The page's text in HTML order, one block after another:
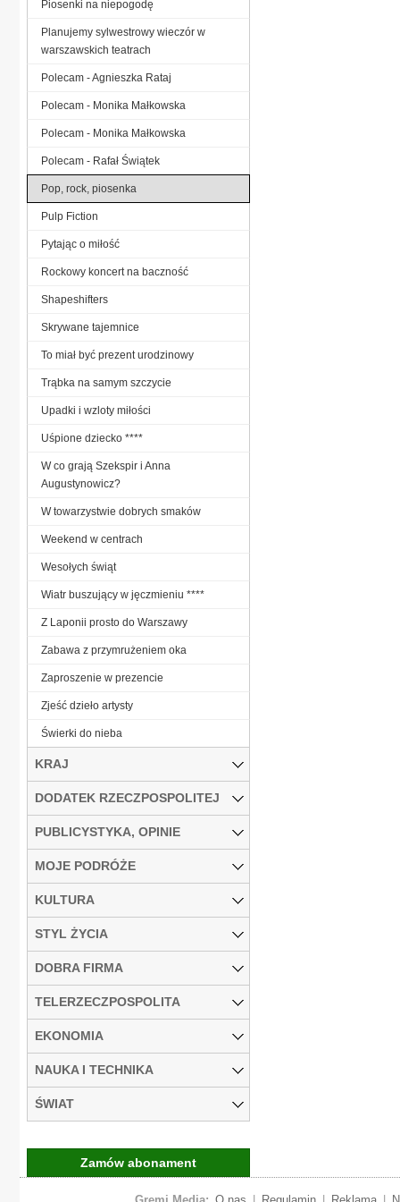
Piosenki na niepogodę
Planujemy sylwestrowy wieczór w
warszawskich teatrach
Polecam - Agnieszka Rataj
Polecam - Monika Małkowska
Polecam - Monika Małkowska
Polecam - Rafał Świątek
Pop, rock, piosenka
Pulp Fiction
Pytając o miłość
Rockowy koncert na baczność
Shapeshifters
Skrywane tajemnice
To miał być prezent urodzinowy
Trąbka na samym szczycie
Upadki i wzloty miłości
Uśpione dziecko ****
W co grają Szekspir i Anna
Augustynowicz?
W towarzystwie dobrych smaków
Weekend w centrach
Wesołych świąt
Wiatr buszujący w jęczmieniu ****
Z Laponii prosto do Warszawy
Zabawa z przymrużeniem oka
Zaproszenie w prezencie
Zjeść dzieło artysty
Świerki do nieba
KRAJ
DODATEK RZECZPOSPOLITEJ
PUBLICYSTYKA, OPINIE
MOJE PODRÓŻE
KULTURA
STYL ŻYCIA
DOBRA FIRMA
TELERZECZPOSPOLITA
EKONOMIA
NAUKA I TECHNIKA
ŚWIAT
Zamów abonament